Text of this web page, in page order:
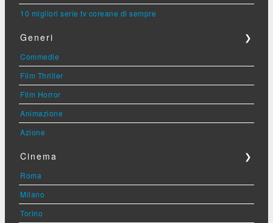
10 migliori serie tv coreane di sempre
Generi ❯
Commedie
Film Thriller
Film Horror
Animazione
Azione
Cinema ❯
Roma
Milano
Torino